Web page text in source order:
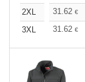
2XL
31.62 €
3XL
31.62 €